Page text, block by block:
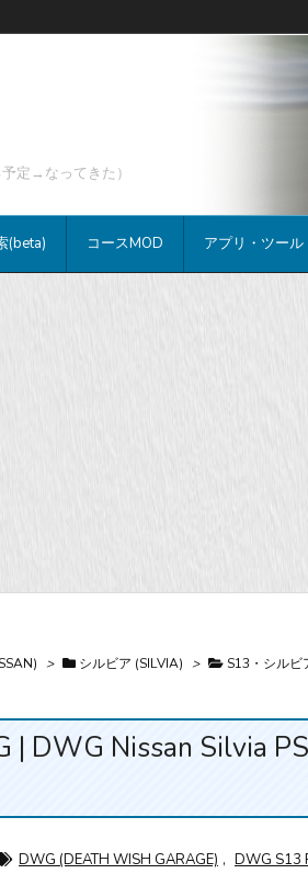
定→なってきた）
(beta) コースMOD アプリ・ツール
> シルビア (SILVIA) > S13・シルビ
| DWG Nissan Silvia
DWG (DEATH WISH GARAGE) , DWG S13